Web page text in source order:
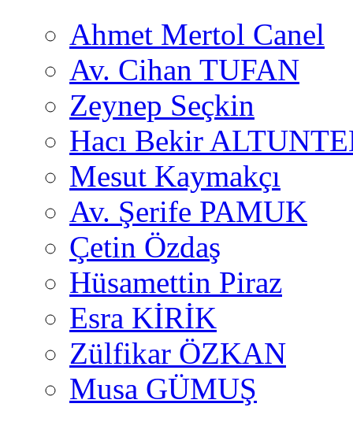
Ahmet Mertol Canel
Av. Cihan TUFAN
Zeynep Seçkin
Hacı Bekir
Mesut Kaymakçı
Av. Şerife PAMUK
Çetin Özdaş
Hüsamettin Piraz
Esra KİRİK
Zülfikar ÖZKAN
Musa GÜMUŞ